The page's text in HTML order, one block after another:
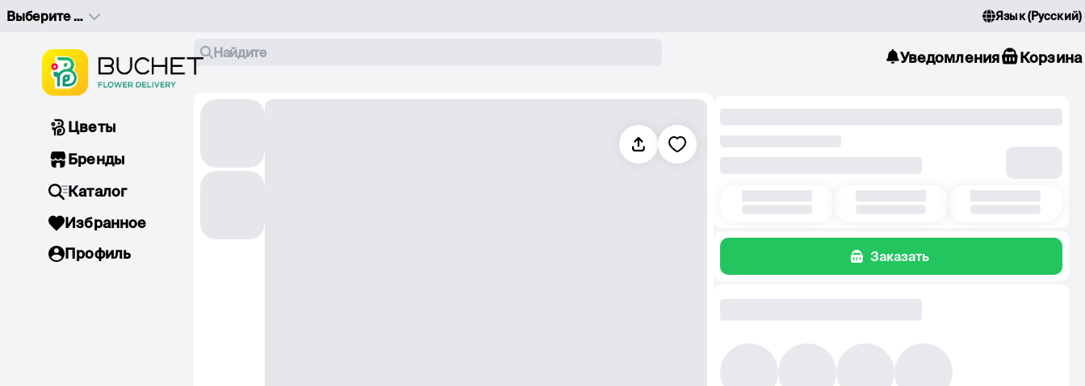
Выберите адрес доставки Язык(Русский)
Найдите Уведомления Корзина
Цветы
Бренды
Каталог
Избранное
Профиль
Заказать